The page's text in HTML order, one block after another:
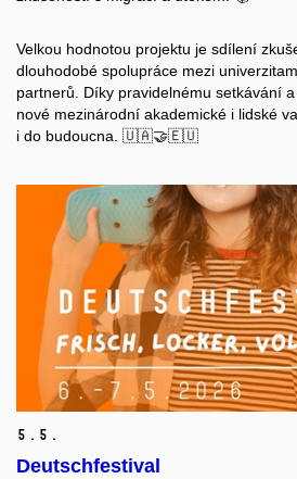
Velkou hodnotou projektu je sdílení
dlouhodobé spolupráce mezi
partnerů. Díky pravidelnému setkávání
nové mezinárodní akademické i lidské
i do budoucna. 🇺🇦🤝🇪🇺
5. 5.
Deutschfestival